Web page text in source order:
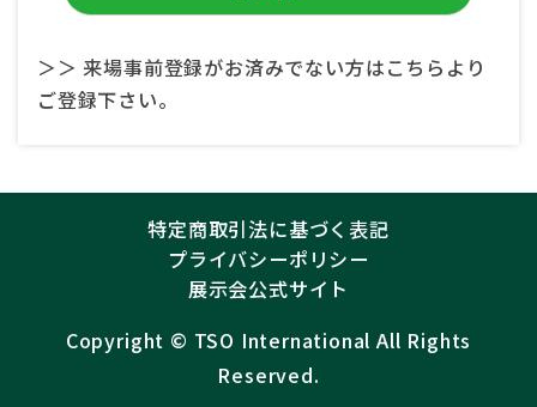
＞＞ 来場事前登録がお済みでない方はこちらより
ご登録下さい。
特定商取引法に基づく表記
プライバシーポリシー
展示会公式サイト
Copyright ©︎ TSO International All Rights
Reserved.